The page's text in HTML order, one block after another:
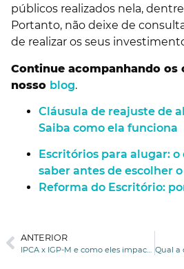
públicos realizados nela,
Portanto, não deixe de
de realizar os seus
Continue acompanhando os
nosso blog.
Cláusula de reajuste de
Saiba como ela funciona
Escritórios para alugar: o
saber antes de escolher o
Reforma do Escritório:
ANTERIOR